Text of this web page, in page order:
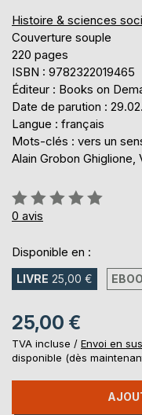
Histoire & sciences
Couverture souple
220 pages
ISBN : 9782322019465
Éditeur : Books on
Date de parution :
Langue : français
Mots-clés : vers un
Alain Grobon Ghiglione,
Évaluation:
0%
0 avis
Disponible en :
LIVRE 25,00 €
25,00 €
TVA incluse / Envoi en sus
disponible (dès